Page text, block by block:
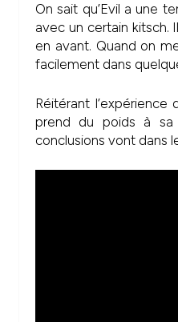
On sait qu’Evil a une
avec un certain kitsch.
en avant. Quand on
facilement dans
Réitérant
prend du poids à sa
conclusions vont dans